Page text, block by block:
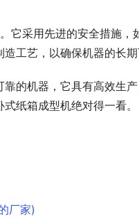
它采用先进的安全措施
工艺，以确保机器的长期
的机器，它具有高效生
纸箱成型机绝对得一看。
厂家)